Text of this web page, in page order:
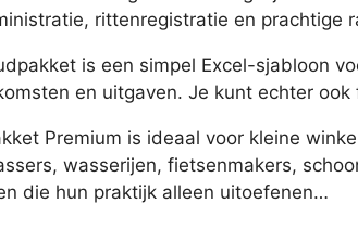
rittenregistratie en prachtige
is een simpel Excel-sjabloon
en uitgaven. Je kunt echter
Premium is ideaal voor kleine
wasserijen, fietsenmakers,
die hun praktijk alleen uitoefenen…